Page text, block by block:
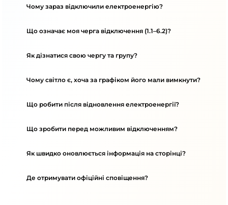
Чому зараз відключили електроенергію?
Що означає моя черга відключення (1.1–6.2)?
Як дізнатися свою чергу та групу?
Чому світло є, хоча за графіком його мали вимкнути?
Що робити після відновлення електроенергії?
Що зробити перед можливим відключенням?
Як швидко оновлюється інформація на сторінці?
Де отримувати офіційні сповіщення?